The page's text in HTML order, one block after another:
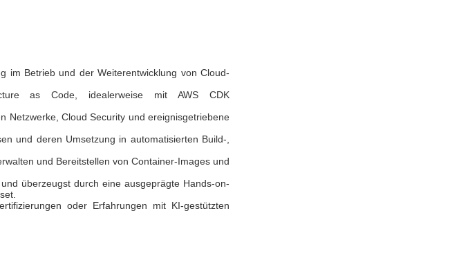
im Betrieb und der Weiterentwicklung von Cloud-
as Code, idealerweise mit AWS CDK
Netzwerke, Cloud Security und ereignisgetriebene
und deren Umsetzung in automatisierten Build-,
und Bereitstellen von Container-Images und
überzeugst durch eine ausgeprägte Hands-on-
oder Erfahrungen mit KI-gestützten